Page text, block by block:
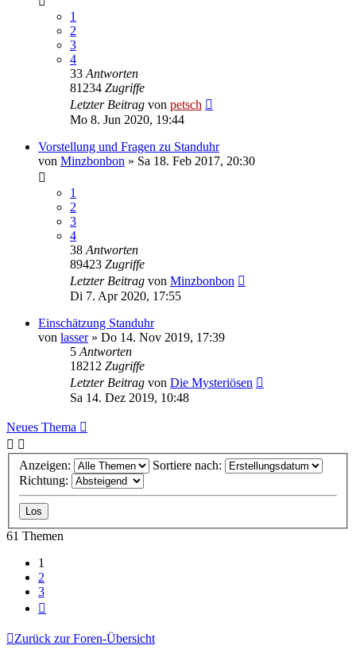
1
2
3
4
33 Antworten
81234 Zugriffe
Letzter Beitrag von petsch
Mo 8. Jun 2020, 19:44
Vorstellung und Fragen zu Standuhr
von Minzbonbon » Sa 18. Feb 2017, 20:30
1
2
3
4
38 Antworten
89423 Zugriffe
Letzter Beitrag von Minzbonbon
Di 7. Apr 2020, 17:55
Einschätzung Standuhr
von lasser» Do 14. Nov 2019, 17:39
5 Antworten
18212 Zugriffe
Letzter Beitrag von Die Mysteriösen
Sa 14. Dez 2019, 10:48
Neues Thema
Anzeigen:
Sortiere nach:
Richtung:
61 Themen
1
2
3
Zurück zur Foren-Übersicht